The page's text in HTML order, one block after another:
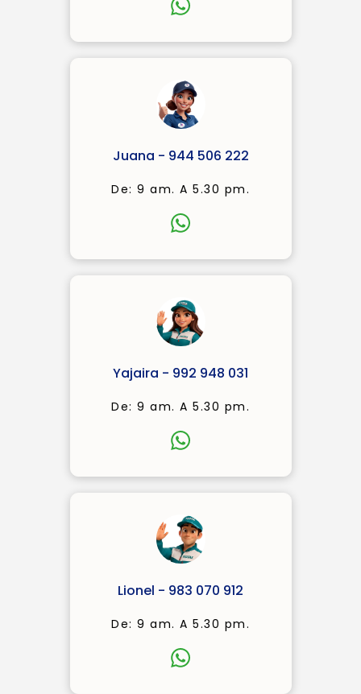
Juana - 944 506 222
De: 9 am. A 5.30 pm.
Yajaira - 992 948 031
De: 9 am. A 5.30 pm.
Lionel - 983 070 912
De: 9 am. A 5.30 pm.